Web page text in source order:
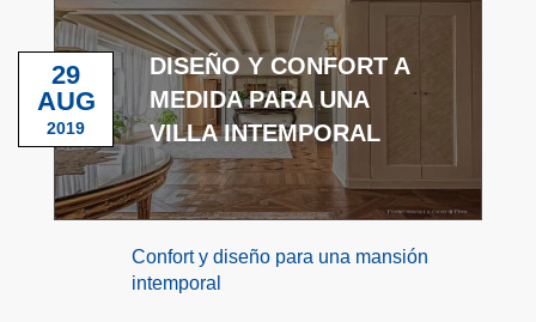
DISEÑO Y CONFORT A
MEDIDA PARA UNA
VILLA INTEMPORAL
29
AUG
2019
Confort y diseño para una mansión
intemporal